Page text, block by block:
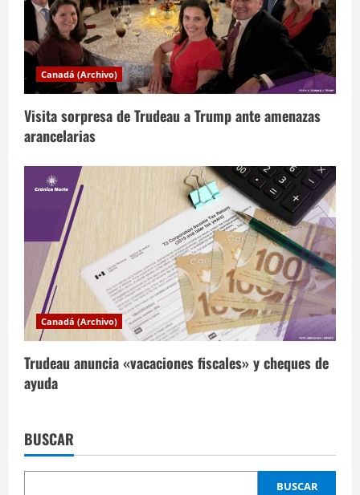
a
d
a
s
Canadá (Archivo)
Visita sorpresa de Trudeau a Trump ante amenazas
arancelarias
Canadá (Archivo)
Trudeau anuncia «vacaciones fiscales» y cheques de
ayuda
BUSCAR
BUSCAR